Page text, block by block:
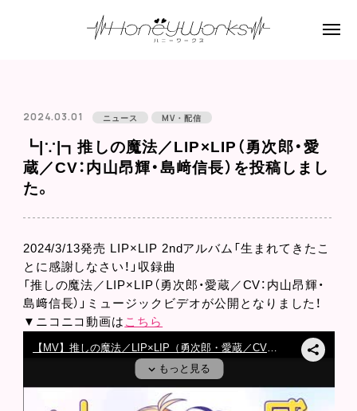
2024.03.01 ニュース MV・配信
┗|∵|┓推しの魔法／LIP×LIP（勇次郎・愛
蔵／CV：内山昂輝・島﨑信長）を投稿しまし
た。
2024/3/13発売 LIP×LIP 2ndアルバム「生まれてきたこ
とに感謝しなさい！」収録曲
「推しの魔法／LIP×LIP（勇次郎・愛蔵／CV：内山昂輝・
島﨑信長）」ミュージックビデオが公開となりました！
▼ニコニコ動画は こちら